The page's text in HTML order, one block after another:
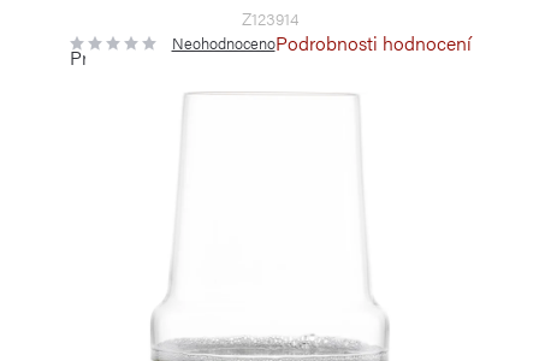
Z123914
Průměrné
hodnocení
NeohodnocenoPodrobnosti hodnocení